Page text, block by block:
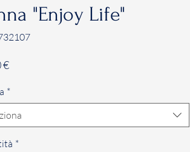
"Enjoy Life"
€Prezzo
*
*